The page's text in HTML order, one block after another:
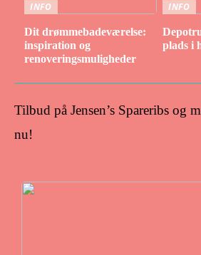
INFO
Dit drømmebadeværelse:
inspiration og
renoveringsmuligheder
INFO
plads i
Tilbud på Jensen’s Spareribs og
nu!